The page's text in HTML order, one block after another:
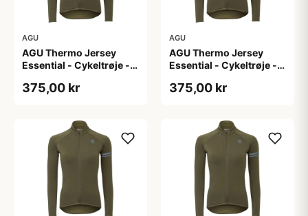
AGU
AGU Thermo Jersey
Essential - Cykeltrøje -
L
375,00 kr
AGU
AGU Thermo Jersey
Essential - Cykeltrøje -
M
375,00 kr